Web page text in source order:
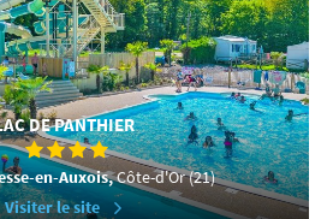
DE PANTHIER
en-Auxois,Côte-d'Or (21)
Visiter le site